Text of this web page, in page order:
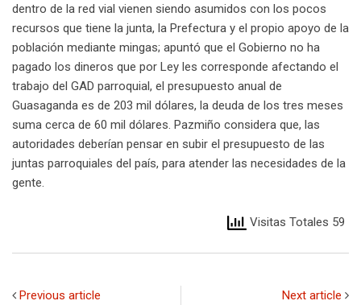
dentro de la red vial vienen siendo asumidos con los pocos
recursos que tiene la junta, la Prefectura y el propio apoyo de la
población mediante mingas; apuntó que el Gobierno no ha
pagado los dineros que por Ley les corresponde afectando el
trabajo del GAD parroquial, el presupuesto anual de
Guasaganda es de 203 mil dólares, la deuda de los tres meses
suma cerca de 60 mil dólares. Pazmiño considera que, las
autoridades deberían pensar en subir el presupuesto de las
juntas parroquiales del país, para atender las necesidades de la
gente.
Visitas Totales 59
Previous article Next article